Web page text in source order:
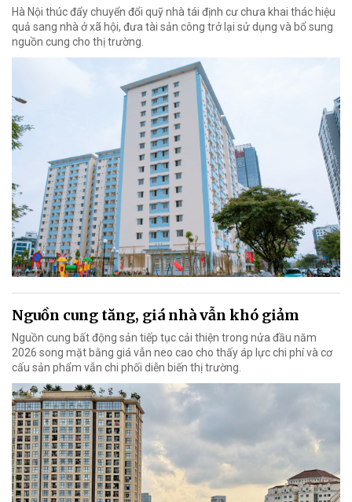
Hà Nội thúc đẩy chuyển đổi quỹ nhà tái định cư chưa khai thác hiệu
quả sang nhà ở xã hội, đưa tài sản công trở lại sử dụng và bổ sung
nguồn cung cho thị trường.
Nguồn cung tăng, giá nhà vẫn khó giảm
Nguồn cung bất động sản tiếp tục cải thiện trong nửa đầu năm
2026 song mặt bằng giá vẫn neo cao cho thấy áp lực chi phí và cơ
cấu sản phẩm vẫn chi phối diễn biến thị trường.